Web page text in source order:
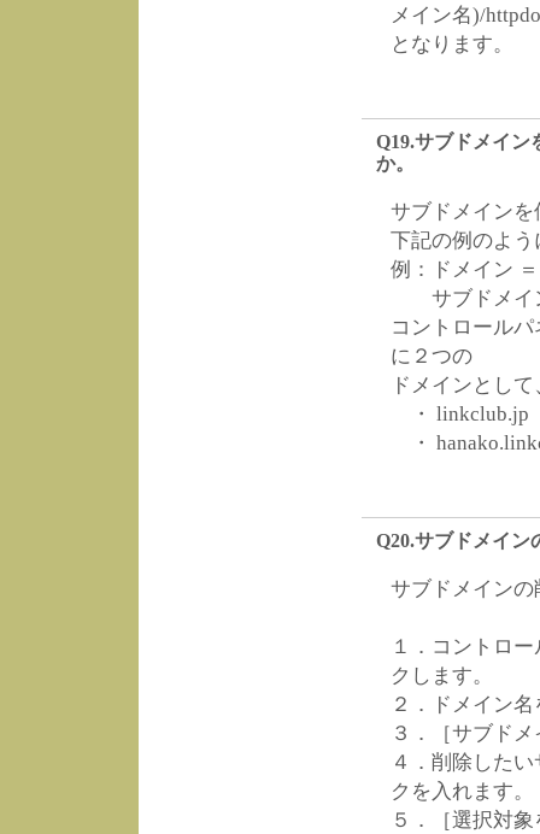
メイン名)/
となります。
Q19.サブドメイン
か。
サブドメイン
下記の例のよ
例：ドメイン
サブドメイ
コントロール
に２つの
ドメインとし
・ linkclub.jp
・
Q20.サブドメイン
サブドメイン
１．コントロ
クします。
２．ドメイン
３．［サブド
４．削除した
クを入れます。
５．［選択対